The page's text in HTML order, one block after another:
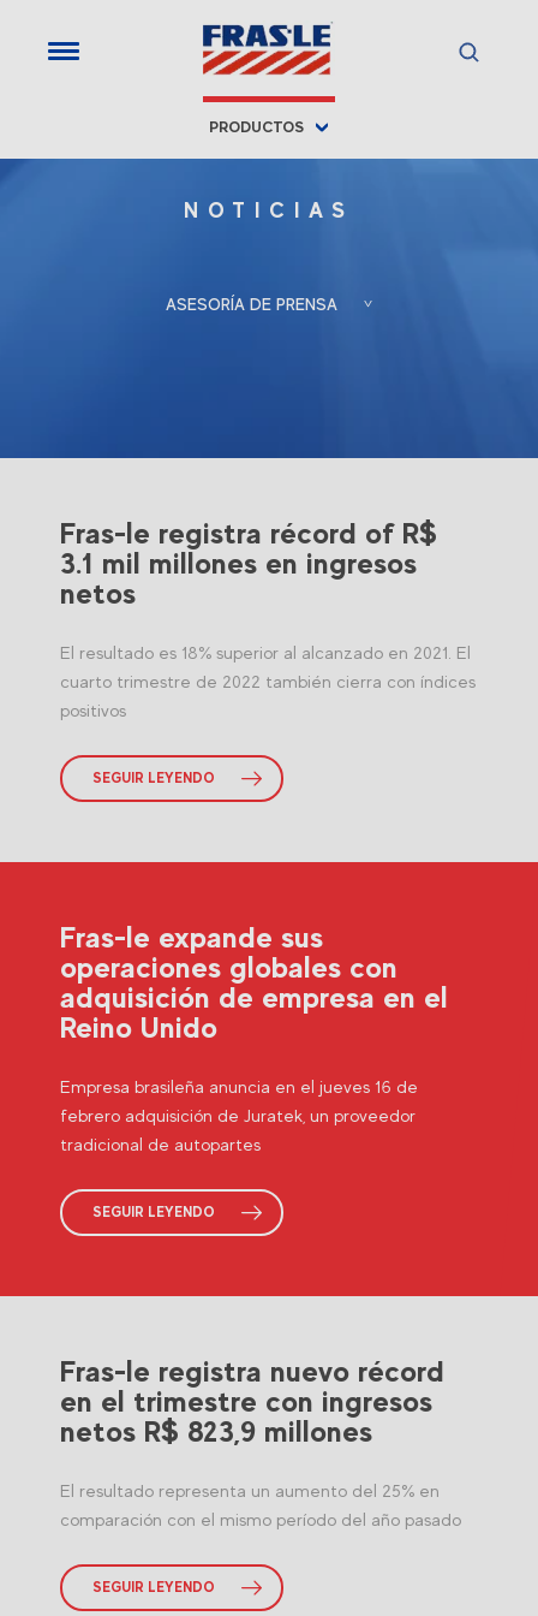
PRODUCTOS
NOTICIAS
ASESORÍA DE PRENSA
gladis@froesberlato.com.br
Fras-le registra récord of R$
3.1 mil millones en ingresos
netos
El resultado es 18% superior al alcanzado en 2021. El
cuarto trimestre de 2022 también cierra con índices
positivos
SEGUIR LEYENDO
Fras-le expande sus
operaciones globales con
adquisición de empresa en el
Reino Unido
Empresa brasileña anuncia en el jueves 16 de
febrero adquisición de Juratek, un proveedor
tradicional de autopartes
SEGUIR LEYENDO
Fras-le registra nuevo récord
en el trimestre con ingresos
netos R$ 823,9 millones
El resultado representa un aumento del 25% en
comparación con el mismo período del año pasado
SEGUIR LEYENDO